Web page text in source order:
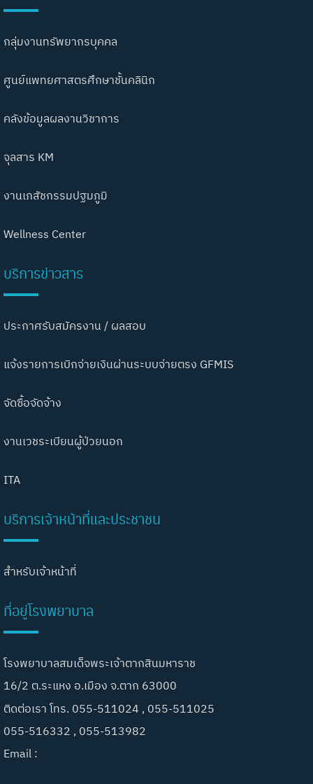
กลุ่มงานทรัพยากรบุคคล
ศูนย์แพทยศาสตรศึกษาชั้นคลินิก
คลังข้อมูลผลงานวิชาการ
จุลสาร KM
งานเภสัชกรรมปฐมภูมิ
Wellness Center
บริการข่าวสาร
ประกาศรับสมัครงาน / ผลสอบ
แจ้งรายการเบิกจ่ายเงินผ่านระบบจ่ายตรง GFMIS
จัดซื้อจัดจ้าง
งานเวชระเบียนผู้ป่วยนอก
ITA
บริการเจ้าหน้าที่และประชาชน
สำหรับเจ้าหน้าที่
ที่อยู่โรงพยาบาล
โรงพยาบาลสมเด็จพระเจ้าตากสินมหาราช
16/2 ต.ระแหง อ.เมือง จ.ตาก 63000
ติดต่อเรา โทร. 055-511024 , 055-511025
055-516332 , 055-513982
Email :